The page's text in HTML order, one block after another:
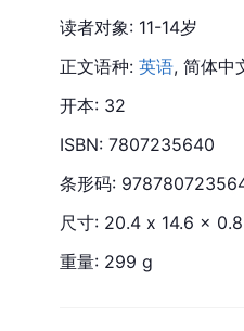
读者对象: 11-14岁
正文语种: 英语, 简体中
开本: 32
ISBN: 7807235640
条形码:
尺寸: 20.4 x 14.6 x
重量: 299 g